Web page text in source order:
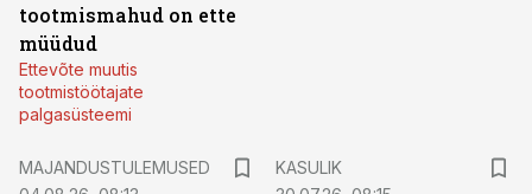
tootmismahud on ette
müüdud
Ettevõte muutis
tootmistöötajate
palgasüsteemi
MAJANDUSTULEMUSED
KASULIK